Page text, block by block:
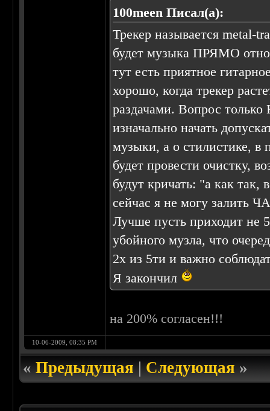
100meen Писал(а):
Трекер называется metal-
будет музыка ПРЯМО
тут есть приятное
хорошо, когда трекер
раздачами. Вопрос
изначально начать
музыки, а о стилистике, в
будет провести очистку,
будут кричать: "а как
сейчас я не могу залить
Лучше пусть приходит не
убойного музла, что
2х из 5ти и важно
Я закончил
на 200% согласен!!!
10-06-2009, 08:35 PM
«Предыдущая|Следующая»